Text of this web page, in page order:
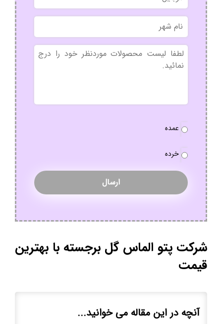
نام
شهر
بدون
عنوان
نوع
عمده
خرده
شرکت پتو الماس گل برجسته با بهترین
قیمت
آنچه در این مقاله می خوانید...